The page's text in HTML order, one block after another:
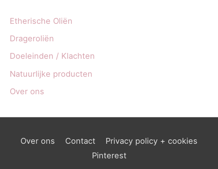
Etherische Oliën
Drageroliën
Doeleinden / Klachten
Natuurlijke producten
Over ons
Over ons Contact
Privacy policy + cookies
Pinterest